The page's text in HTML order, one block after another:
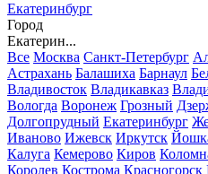
Екатеринбург
Город
Екатерин...
Все Москва Санкт-Петербург
Астрахань Балашиха Барнаул
Владивосток Владикавказ
Вологда Воронеж Грозный
Долгопрудный Екатеринбург
Иваново Ижевск Иркутск
Калуга Кемерово Киров
Королев Кострома Красногорск